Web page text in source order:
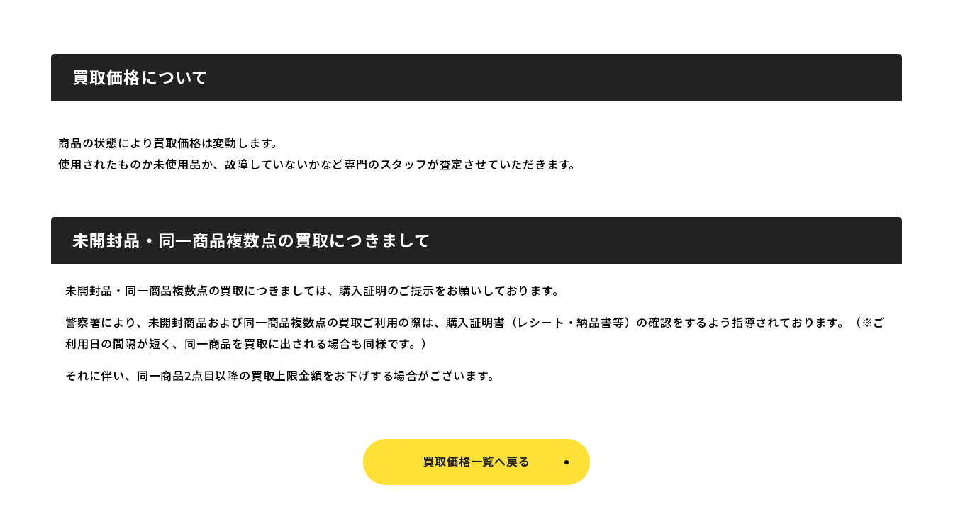
買取価格について
商品の状態により買取価格は変動します。
使用されたものか未使用品か、故障していないかなど専門のスタッフが査定させていただきます。
未開封品・同一商品複数点の買取につきまして
未開封品・同一商品複数点の買取につきましては、購入証明のご提示をお願いしております。
警察署により、未開封商品および同一商品複数点の買取ご利用の際は、購入証明書（レシート・納品書等）の確認をするよう指導されております。（※ご
利用日の間隔が短く、同一商品を買取に出される場合も同様です。）
それに伴い、同一商品2点目以降の買取上限金額をお下げする場合がございます。
買取価格一覧へ戻る